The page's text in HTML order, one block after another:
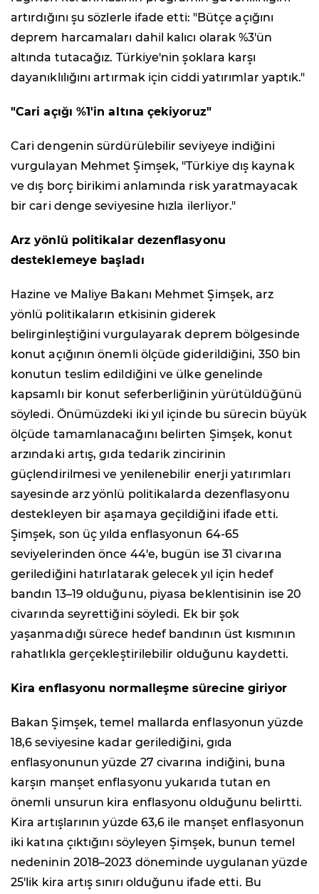
artırdığını şu sözlerle ifade etti: "Bütçe açığını
deprem harcamaları dahil kalıcı olarak %3'ün
altında tutacağız. Türkiye'nin şoklara karşı
dayanıklılığını artırmak için ciddi yatırımlar yaptık."
"Cari açığı %1'in altına çekiyoruz"
Cari dengenin sürdürülebilir seviyeye indiğini
vurgulayan Mehmet Şimşek, "Türkiye dış kaynak
ve dış borç birikimi anlamında risk yaratmayacak
bir cari denge seviyesine hızla ilerliyor."
Arz yönlü politikalar dezenflasyonu
desteklemeye başladı
Hazine ve Maliye Bakanı Mehmet Şimşek, arz
yönlü politikaların etkisinin giderek
belirginleştiğini vurgulayarak deprem bölgesinde
konut açığının önemli ölçüde giderildiğini, 350 bin
konutun teslim edildiğini ve ülke genelinde
kapsamlı bir konut seferberliğinin yürütüldüğünü
söyledi. Önümüzdeki iki yıl içinde bu sürecin büyük
ölçüde tamamlanacağını belirten Şimşek, konut
arzındaki artış, gıda tedarik zincirinin
güçlendirilmesi ve yenilenebilir enerji yatırımları
sayesinde arz yönlü politikalarda dezenflasyonu
destekleyen bir aşamaya geçildiğini ifade etti.
Şimşek, son üç yılda enflasyonun 64-65
seviyelerinden önce 44'e, bugün ise 31 civarına
gerilediğini hatırlatarak gelecek yıl için hedef
bandın 13–19 olduğunu, piyasa beklentisinin ise 20
civarında seyrettiğini söyledi. Ek bir şok
yaşanmadığı sürece hedef bandının üst kısmının
rahatlıkla gerçekleştirilebilir olduğunu kaydetti.
Kira enflasyonu normalleşme sürecine giriyor
Bakan Şimşek, temel mallarda enflasyonun yüzde
18,6 seviyesine kadar gerilediğini, gıda
enflasyonunun yüzde 27 civarına indiğini, buna
karşın manşet enflasyonu yukarıda tutan en
önemli unsurun kira enflasyonu olduğunu belirtti.
Kira artışlarının yüzde 63,6 ile manşet enflasyonun
iki katına çıktığını söyleyen Şimşek, bunun temel
nedeninin 2018–2023 döneminde uygulanan yüzde
25'lik kira artış sınırı olduğunu ifade etti. Bu